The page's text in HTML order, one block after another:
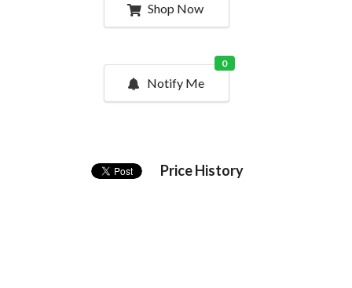
Shop Now
Notify Me
0
Price History